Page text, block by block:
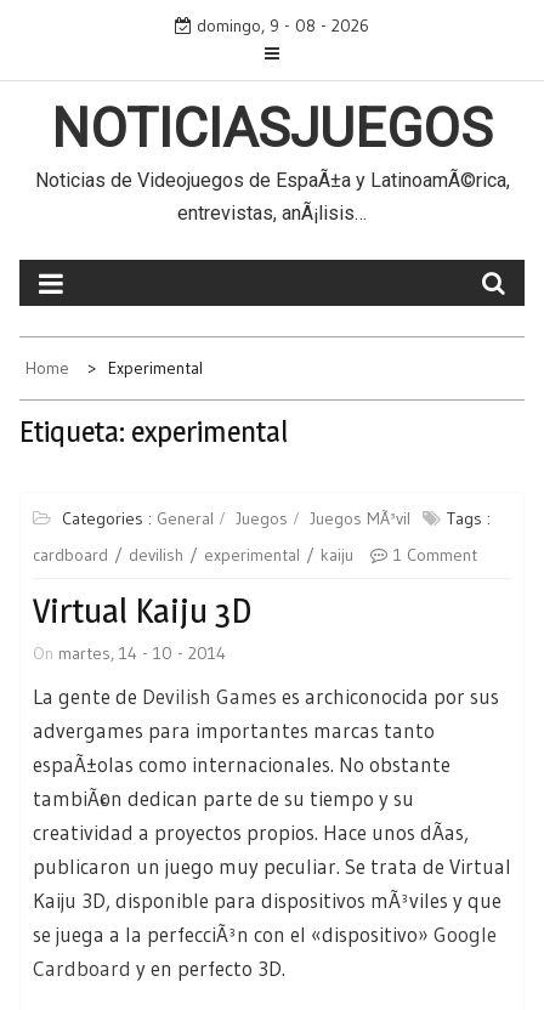
domingo, 9 - 08 - 2026
NOTICIASJUEGOS
Noticias de Videojuegos de EspaÃ±a y LatinoamÃ©rica,
entrevistas, anÃ¡lisis…
Home Experimental
Etiqueta: experimental
Categories : General Juegos Juegos MÃ³vil
Tags :
cardboard
devilish experimental kaiju 1 Comment
Virtual Kaiju 3D
On martes, 14 - 10 - 2014
La gente de Devilish Games es archiconocida por sus
advergames para importantes marcas tanto
espaÃ±olas como internacionales. No obstante
tambiÃ©n dedican parte de su tiempo y su
creatividad a proyectos propios. Hace unos dÃ­as,
publicaron un juego muy peculiar. Se trata de Virtual
Kaiju 3D, disponible para dispositivos mÃ³viles y que
se juega a la perfecciÃ³n con el «dispositivo» Google
Cardboard y en perfecto 3D.